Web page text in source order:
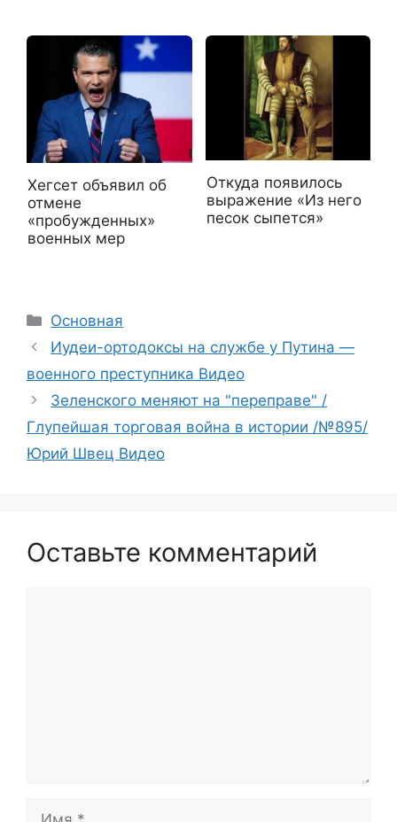
Хегсет объявил об
отмене
«пробужденных»
военных мер
Откуда появилось
выражение «Из него
песок сыпется»
Рубрики
Основная
Иудеи-ортодоксы на службе у Путина —
военного преступника Видео
Зеленского меняют на "переправе" /
Глупейшая торговая война в истории /№895/
Юрий Швец Видео
Оставьте комментарий